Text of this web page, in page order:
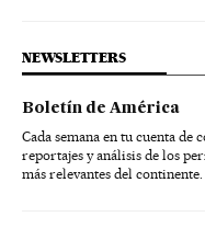
NEWSLETTERS
Boletín de América
Cada semana en tu cuenta de
reportajes y análisis de los
más relevantes del continente.